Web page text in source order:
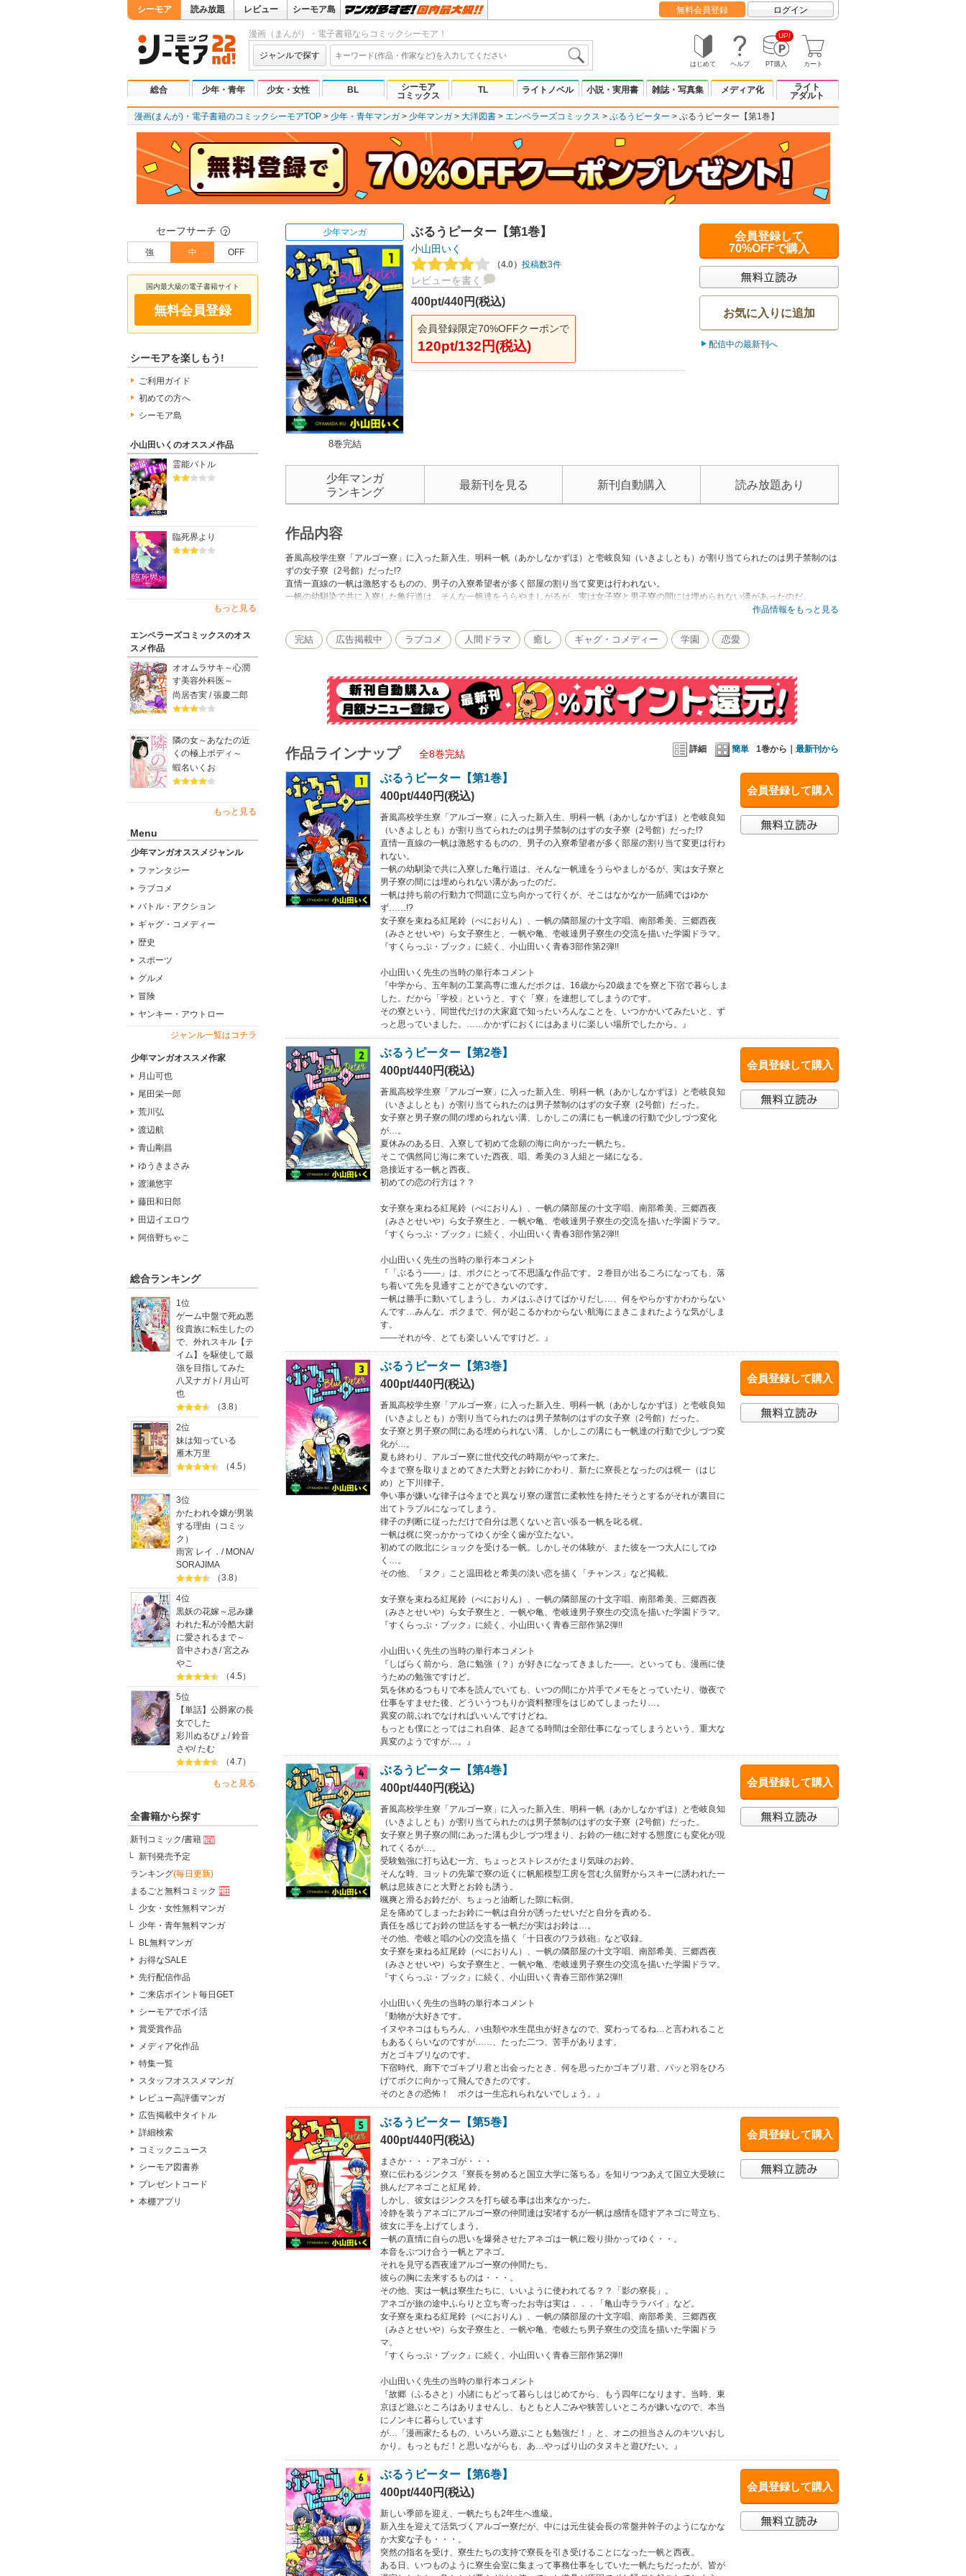
シーモア 読み放題 レビュー シーモア島 無料会員登録 ログイン
漫画（まんが）・電子書籍ならコミックシーモア！
ジャンルで探す
はじめて ヘルプ
UP!
PT購入 カート
総合 少年・青年 少女・女性 BL
シーモア
コミックス
TL ライトノベル 小説・実用書 雑誌・写真集 メディア化
ライト
アダルト
漫画(まんが)・電子書籍のコミックシーモアTOP 少年・青年マンガ 少年マンガ 大洋図書 エンペラーズコミックス ぶるうピーター ぶるうピーター【第1巻】
セーフサーチ ？
強 中 OFF
国内最大級の電子書籍サイト
無料会員登録
シーモアを楽しもう!
ご利用ガイド
初めての方へ
シーモア島
小山田いくのオススメ作品
霊能バトル
臨死界より
もっと見る
エンペラーズコミックスのオス
スメ作品
オオムラサキ～心潤
す美容外科医～
尚居杏実 / 張慶二郎
隣の女～あなたの近
くの極上ボディ～
蝦名いくお
もっと見る
Menu
少年マンガオススメジャンル
ファンタジー
ラブコメ
バトル・アクション
ギャグ・コメディー
歴史
スポーツ
グルメ
冒険
ヤンキー・アウトロー
ジャンル一覧はコチラ
少年マンガオススメ作家
月山可也
尾田栄一郎
荒川弘
渡辺航
青山剛昌
ゆうきまさみ
渡瀬悠宇
藤田和日郎
田辺イエロウ
阿倍野ちゃこ
総合ランキング
1位
ゲーム中盤で死ぬ悪
役貴族に転生したの
で、外れスキル【テ
イム】を駆使して最
強を目指してみた
八又ナガト / 月山可
也
（3.8）
2位
妹は知っている
雁木万里
（4.5）
3位
かたわれ令嬢が男装
する理由（コミッ
ク）
雨宮 レイ． / MONA/
SORAJIMA
（3.8）
4位
黒妖の花嫁～忌み嫌
われた私が冷酷大尉
に愛されるまで～
音中さわき/宮之み
やこ
（4.5）
5位
【単話】公爵家の長
女でした
彩川ぬるぴょ /鈴音
さや/たむ
（4.7）
もっと見る
全書籍から探す
新刊コミック/書籍
新刊発売予定
ランキング(毎日更新)
まるごと無料コミック
少女・女性無料マンガ
少年・青年無料マンガ
BL無料マンガ
お得なSALE
先行配信作品
ご来店ポイント毎日GET
シーモアでポイ活
賞受賞作品
メディア化作品
特集一覧
スタッフオススメマンガ
レビュー高評価マンガ
広告掲載中タイトル
詳細検索
コミックニュース
シーモア図書券
プレゼントコード
本棚アプリ
少年マンガ
8巻完結
ぶるうピーター【第1巻】
小山田いく
（4.0） 投稿数3件
レビューを書く
400pt/440円(税込)
会員登録限定70%OFFクーポンで
120pt/132円(税込)
会員登録して
70%OFFで購入
お気に入りに追加
配信中の最新刊へ
少年マンガ
ランキング
最新刊を見る 新刊自動購入 読み放題あり
作品内容
蒼風高校学生寮「アルゴー寮」に入った新入生、明科一帆（あかしなかずほ）と壱岐良知（いきよしとも）が割り当てられたのは男子禁制のは
ずの女子寮（2号館）だった!?
直情一直線の一帆は激怒するものの、男子の入寮希望者が多く部屋の割り当て変更は行われない。
一帆の幼馴染で共に入寮した亀行道は、そんな一帆達をうらやましがるが、実は女子寮と男子寮の間には埋められない溝があったのだ。
寮生の交流を描いた学園ドラマ。
『すくらっぷ・ブック』に続く、小山田いく青春3部作第2弾!!
『中学から、五年制の工業高専に進んだボクは、16歳から20歳までを寮と下宿で暮らしました。だから「学校」というと、すぐ「寮」を連想
してしまうのです。
その寮という、同世代だけの大家庭で知ったいろんなことを、いつかかいてみたいと、ずっと思っていました。……かかずにおくにはあまりに
楽しい場所でしたから。』
作品情報をもっと見る
完結 広告掲載中 ラブコメ 人間ドラマ 癒し ギャグ・コメディー 学園 恋愛
詳細 簡単 1巻から｜ 最新刊から
作品ラインナップ 全8巻完結
会員登録して購入
ぶるうピーター【第1巻】
400pt/440円(税込)
蒼風高校学生寮「アルゴー寮」に入った新入生、明科一帆（あかしなかずほ）と壱岐良知
（いきよしとも）が割り当てられたのは男子禁制のはずの女子寮（2号館）だった!?
直情一直線の一帆は激怒するものの、男子の入寮希望者が多く部屋の割り当て変更は行わ
れない。
一帆の幼馴染で共に入寮した亀行道は、そんな一帆達をうらやましがるが、実は女子寮と
男子寮の間には埋められない溝があったのだ。
一帆は持ち前の行動力で問題に立ち向かって行くが、そこはなかなか一筋縄ではゆか
ず……!?
女子寮を束ねる紅尾鈴（べにおりん）、一帆の隣部屋の十文字唱、南部希美、三郷西夜
（みさとせいや）ら女子寮生と、一帆や亀、壱岐達男子寮生の交流を描いた学園ドラマ。
『すくらっぷ・ブック』に続く、小山田いく青春3部作第2弾!!
小山田いく先生の当時の単行本コメント
『中学から、五年制の工業高専に進んだボクは、16歳から20歳までを寮と下宿で暮らしま
した。だから「学校」というと、すぐ「寮」を連想してしまうのです。
その寮という、同世代だけの大家庭で知ったいろんなことを、いつかかいてみたいと、ず
っと思っていました。……かかずにおくにはあまりに楽しい場所でしたから。』
会員登録して購入
ぶるうピーター【第2巻】
400pt/440円(税込)
蒼風高校学生寮「アルゴー寮」に入った新入生、明科一帆（あかしなかずほ）と壱岐良知
（いきよしとも）が割り当てられたのは男子禁制のはずの女子寮（2号館）だった。
女子寮と男子寮の間の埋められない溝、しかしこの溝にも一帆達の行動で少しづつ変化
が…。
夏休みのある日、入寮して初めて念願の海に向かった一帆たち。
そこで偶然同じ海に来ていた西夜、唱、希美の３人組と一緒になる。
急接近する一帆と西夜。
初めての恋の行方は？？
女子寮を束ねる紅尾鈴（べにおりん）、一帆の隣部屋の十文字唱、南部希美、三郷西夜
（みさとせいや）ら女子寮生と、一帆や亀、壱岐達男子寮生の交流を描いた学園ドラマ。
『すくらっぷ・ブック』に続く、小山田いく青春3部作第2弾!!
小山田いく先生の当時の単行本コメント
『「ぶるう――」は、ボクにとって不思議な作品です。２巻目が出るころになっても、落
ち着いて先を見通すことができないのです。
一帆は勝手に動いてしまうし、カメはふさけてばかりだし…、何をやらかすかわからない
んです…みんな。ボクまで、何が起こるかわからない航海にまきこまれたような気がしま
す。
――それが今、とても楽しいんですけど。』
会員登録して購入
ぶるうピーター【第3巻】
400pt/440円(税込)
蒼風高校学生寮「アルゴー寮」に入った新入生、明科一帆（あかしなかずほ）と壱岐良知
（いきよしとも）が割り当てられたのは男子禁制のはずの女子寮（2号館）だった。
女子寮と男子寮の間にある埋められない溝、しかしこの溝にも一帆達の行動で少しづつ変
化が…。
夏も終わり、アルゴー寮に世代交代の時期がやって来た。
今まで寮を取りまとめてきた大野とお鈴にかわり、新たに寮長となったのは梶一（はじ
め）と下川律子。
争い事が嫌いな律子は今までと異なり寮の運営に柔軟性を持たそうとするがそれが裏目に
出てトラブルになってしまう。
律子の判断に従っただけで自分は悪くないと言い張る一帆を叱る梶。
一帆は梶に突っかかってゆくが全く歯が立たない。
初めての敗北にショックを受ける一帆。しかしその体験が、また彼を一つ大人にしてゆ
く…。
その他、「ヌク」こと温田稔と希美の淡い恋を描く「チャンス」など掲載。
女子寮を束ねる紅尾鈴（べにおりん）、一帆の隣部屋の十文字唱、南部希美、三郷西夜
（みさとせいや）ら女子寮生と、一帆や亀、壱岐達男子寮生の交流を描いた学園ドラマ。
『すくらっぷ・ブック』に続く、小山田いく青春三部作第2弾!!
小山田いく先生の当時の単行本コメント
『しばらく前から、急に勉強（？）が好きになってきました――。といっても、漫画に使
うための勉強ですけど。
気を休めるつもりで本を読んでいても、いつの間にか片手でメモをとっていたり、徹夜で
仕事をすませた後、どういうつもりか資料整理をはじめてしまったり…。
異変の前ぶれでなければいいんですけどね。
もっとも僕にとってはこれ自体、起きてる時間は全部仕事になってしまうという、重大な
異変のようですが…。』
会員登録して購入
ぶるうピーター【第4巻】
400pt/440円(税込)
蒼風高校学生寮「アルゴー寮」に入った新入生、明科一帆（あかしなかずほ）と壱岐良知
（いきよしとも）が割り当てられたのは男子禁制のはずの女子寮（2号館）だった。
女子寮と男子寮の間にあった溝も少しづつ埋まり、お鈴の一穂に対する態度にも変化が現
れてくるが…。
受験勉強に打ち込む一方、ちょっとストレスがたまり気味のお鈴。
そんな時、ヨットの先輩で寮の近くに帆船模型工房を営む久留野からスキーに誘われた一
帆は息抜きにと大野とお鈴も誘う。
颯爽と滑るお鈴だが、ちょっと油断した隙に転倒。
足を痛めてしまったお鈴に一帆は自分が誘ったせいだと自分を責める。
責任を感じてお鈴の世話をする一帆だが実はお鈴は…。
その他、壱岐と唱の心の交流を描く「十日夜のワラ鉄砲」など収録。
女子寮を束ねる紅尾鈴（べにおりん）、一帆の隣部屋の十文字唱、南部希美、三郷西夜
（みさとせいや）ら女子寮生と、一帆や亀、壱岐達男子寮生の交流を描いた学園ドラマ。
『すくらっぷ・ブック』に続く、小山田いく青春三部作第2弾!!
小山田いく先生の当時の単行本コメント
『動物が大好きです。
イヌやネコはもちろん、ハ虫類や水生昆虫が好きなので、変わってるね…と言われること
もあるくらいなのですが……、たった二つ、苦手があります。
ガとゴキブリなのです。
下宿時代、廊下でゴキブリ君と出会ったとき、何を思ったかゴキブリ君、パッと羽をひろ
げてボクに向かって飛んできたのです。
そのときの恐怖！ ボクは一生忘れられないでしょう。』
会員登録して購入
ぶるうピーター【第5巻】
400pt/440円(税込)
まさか・・・アネゴが・・・
寮に伝わるジンクス『寮長を努めると国立大学に落ちる』を知りつつあえて国立大受験に
挑んだアネゴこと紅尾 鈴。
しかし、彼女はジンクスを打ち破る事は出来なかった。
冷静を装うアネゴにアルゴー寮の仲間達は安堵するが一帆は感情を隠すアネゴに苛立ち、
彼女に手を上げてしまう。
一帆の直情に自らの思いを爆発させたアネゴは一帆に殴り掛かってゆく・・。
本音をぶつけ合う一帆とアネゴ。
それを見守る西夜達アルゴー寮の仲間たち。
彼らの胸に去来するものは・・・。
その他、実は一帆は寮生たちに、いいように使われてる？？「影の寮長」。
アネゴが旅の途中ふらりと立ち寄ったお寺は実は．．．「亀山寺ララバイ」など。
女子寮を束ねる紅尾鈴（べにおりん）、一帆の隣部屋の十文字唱、南部希美、三郷西夜
（みさとせいや）ら女子寮生と、一帆や亀、壱岐たち男子寮生の交流を描いた学園ドラ
マ。
『すくらっぷ・ブック』に続く、小山田いく青春三部作第2弾!!
小山田いく先生の当時の単行本コメント
『故郷（ふるさと）小諸にもどって暮らしはじめてから、もう四年になります。当時、東
京ほど遊ぶところはありませんし、もともと人ごみや狭苦しいところが嫌いなので、本当
にノンキに暮らしています
が…「漫画家たるもの、いろいろ遊ぶことも勉強だ！」と、オニの担当さんのキツいおし
かり。もっともだ！と思いながらも、あ…やっぱり山のタヌキと遊びたい。』
会員登録して購入
ぶるうピーター【第6巻】
400pt/440円(税込)
新しい季節を迎え、一帆たちも2年生へ進級。
新入生を迎えて活気づくアルゴー寮だが、中には元生徒会長の常盤井幹子のようになかな
か大変な子も・・・。
突然の指名を受け、寮生たちの支持で寮長を引き受けることになった一帆と西夜。
ある日、いつものように寮生会室に集まって事務仕事をしていた一帆たちだったが、皆が